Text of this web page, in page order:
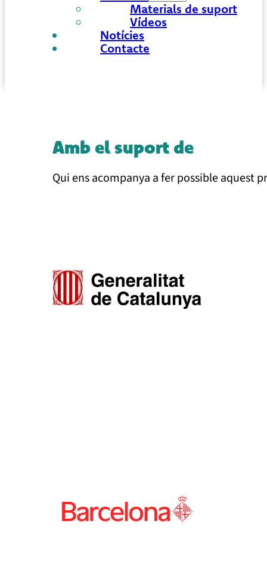
Materials de suport
Vídeos
Notícies
Contacte
Amb el suport de
Qui ens acompanya a fer possible aquest